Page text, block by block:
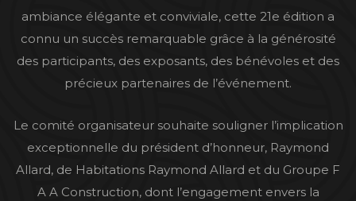
ambiance élégante et conviviale, cette 21e édition a
connu un succès remarquable grâce à la générosité
des participants, des exposants, des bénévoles et des
précieux partenaires de l’événement.
Le comité organisateur souhaite souligner l’implication
exceptionnelle du président d’honneur, Raymond
Allard, de Habitations Raymond Allard et du Groupe F
A A Construction, dont l’engagement envers la